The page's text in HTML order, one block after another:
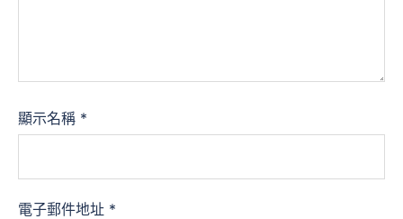
顯示名稱 *
電子郵件地址 *